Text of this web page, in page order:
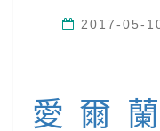
2017-05-
愛爾